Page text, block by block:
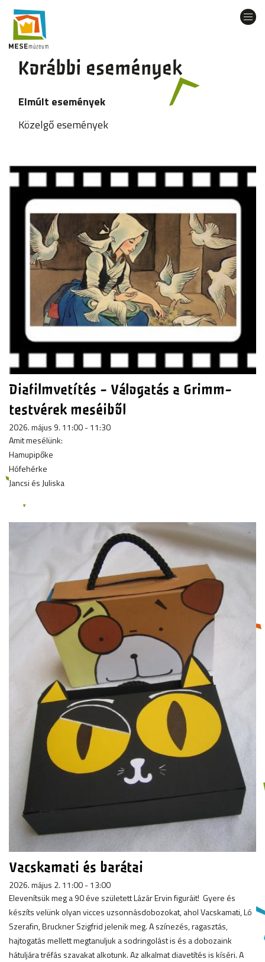
tartalomra
Korábbi események
Elmúlt események
Közelgő események
Diafilmvetítés - Válogatás a Grimm-
testvérek meséiből
2026. május 9. 11:00 - 11:30
Amit mesélünk:
Hamupipőke
Hófehérke
Jancsi és Juliska
Vacskamati és barátai
2026. május 2. 11:00 - 13:00
Elevenítsük meg a 90 éve született Lázár Ervin figuráit! Gyere és
készíts velünk olyan vicces uzsonnásdobozokat, ahol Vacskamati, Ló
Szerafin, Bruckner Szigfrid jelenik meg. A színezés, ragasztás,
hajtogatás mellett megtanuljuk a sodringolást is és a dobozaink
hátuljára tréfás szavakat alkotunk. Az alkalmat diavetítés is kíséri. A
Oldalszámozás